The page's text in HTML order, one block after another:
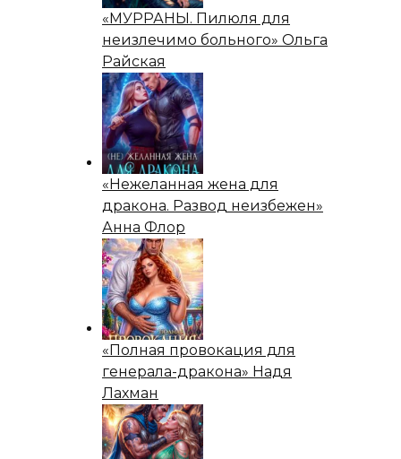
«МУРРАНЫ. Пилюля для
неизлечимо больного» Ольга
Райская
«Нежеланная жена для
дракона. Развод неизбежен»
Анна Флор
«Полная провокация для
генерала-дракона» Надя
Лахман